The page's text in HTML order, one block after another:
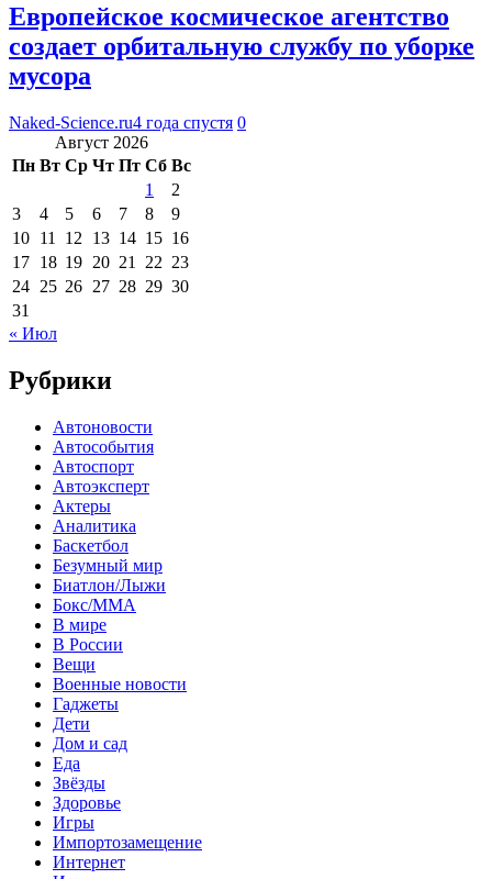
Европейское космическое агентство
создает орбитальную службу по уборке
мусора
Naked-Science.ru4 года спустя 0
Август 2026
Пн Вт Ср Чт Пт Сб Вс
1
2
3
4 5 6 7 8
9
10 11 12 13 14 15 16
17 18 19 20 21 22 23
24 25 26 27 28 29 30
31
« Июл
Рубрики
Автоновости
Автособытия
Автоспорт
Автоэксперт
Актеры
Аналитика
Баскетбол
Безумный мир
Биатлон/Лыжи
Бокс/MMA
В мире
В России
Вещи
Военные новости
Гаджеты
Дети
Дом и сад
Еда
Звёзды
Здоровье
Игры
Импортозамещение
Интернет